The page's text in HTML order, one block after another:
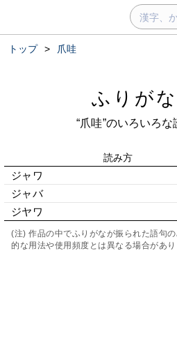
トップ > 爪哇
ふりが
“爪哇”のいろいろ
読み方
ジャワ
ジャバ
ジヤワ
(注) 作品の中でふりがなが振られた語句
的な用法や使用頻度とは異なる場合があり